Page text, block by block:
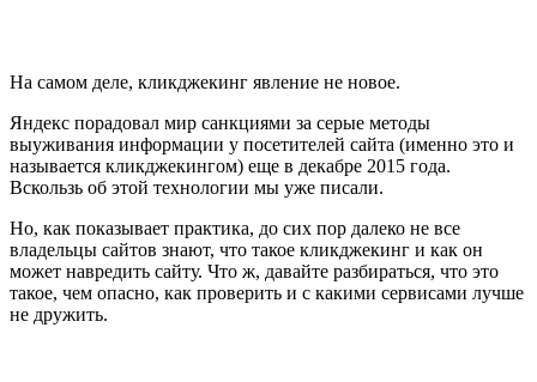
На самом деле, кликджекинг явление не новое.
Яндекс порадовал мир санкциями за серые методы
выуживания информации у посетителей сайта (именно это и
называется кликджекингом) еще в декабре 2015 года.
Вскользь об этой технологии мы уже писали.
Но, как показывает практика, до сих пор далеко не все
владельцы сайтов знают, что такое кликджекинг и как он
может навредить сайту. Что ж, давайте разбираться, что это
такое, чем опасно, как проверить и с какими сервисами лучше
не дружить.